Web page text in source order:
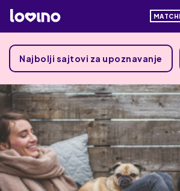
Najbolji sajtovi za upoznavanje